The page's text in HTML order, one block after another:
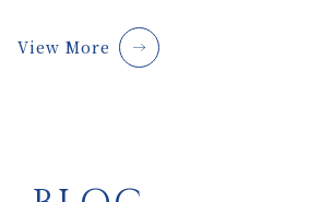
View More